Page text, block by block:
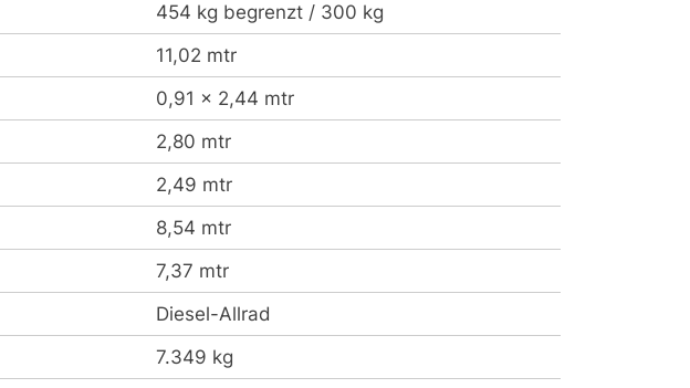
454 kg begrenzt / 300 kg
11,02 mtr
0,91 x 2,44 mtr
2,80 mtr
2,49 mtr
8,54 mtr
7,37 mtr
Diesel-Allrad
7.349 kg